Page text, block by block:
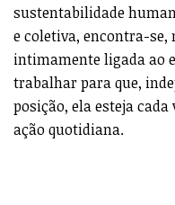
sustentabilidade
e coletiva, encontra-se,
intimamente ligada ao
trabalhar para que,
posição, ela esteja
ação quotidiana.